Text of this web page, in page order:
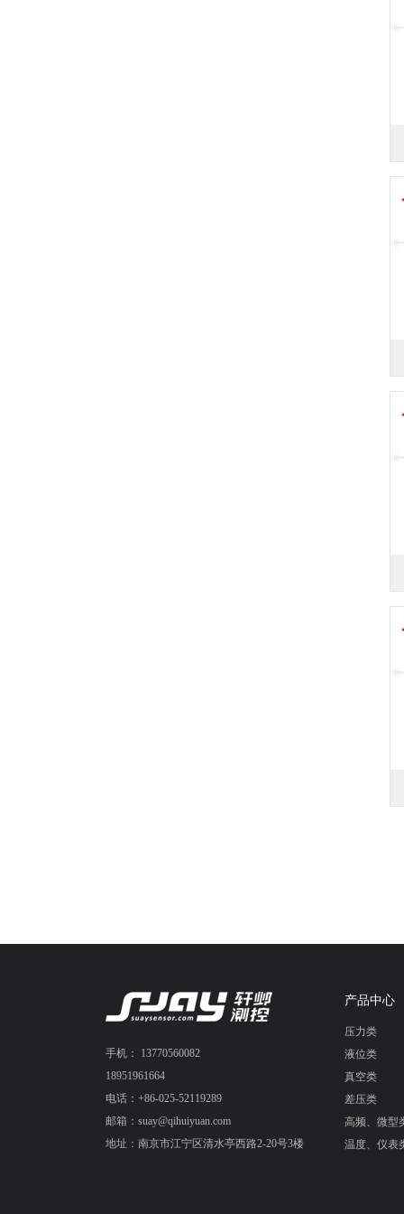
手机： 13770560082
18951961664
电话：+86-025-52119289
邮箱：suay@qihuiyuan.com
地址：南京市江宁区清水亭西路2-20号3楼
产品中心
压力类
液位类
真空类
差压类
高频、微型
温度、仪表